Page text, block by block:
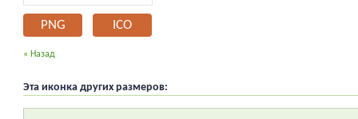
PNG ICO
« Назад
Эта иконка других размеров: